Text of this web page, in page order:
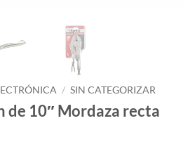
/ SIN CATEGORIZAR
de 10″ Mordaza recta